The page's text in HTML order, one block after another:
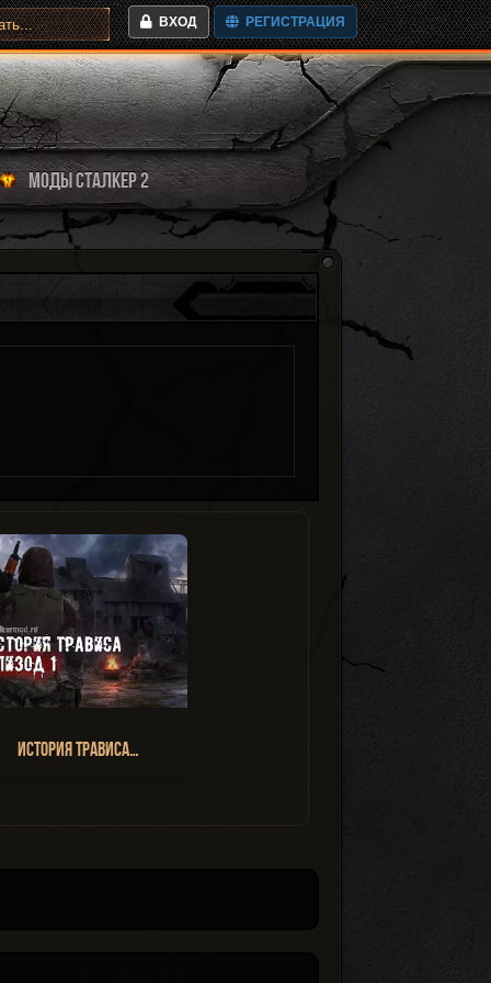
ВХОД РЕГИСТРАЦИЯ
МОДЫ СТАЛКЕР 2
История Трависа…